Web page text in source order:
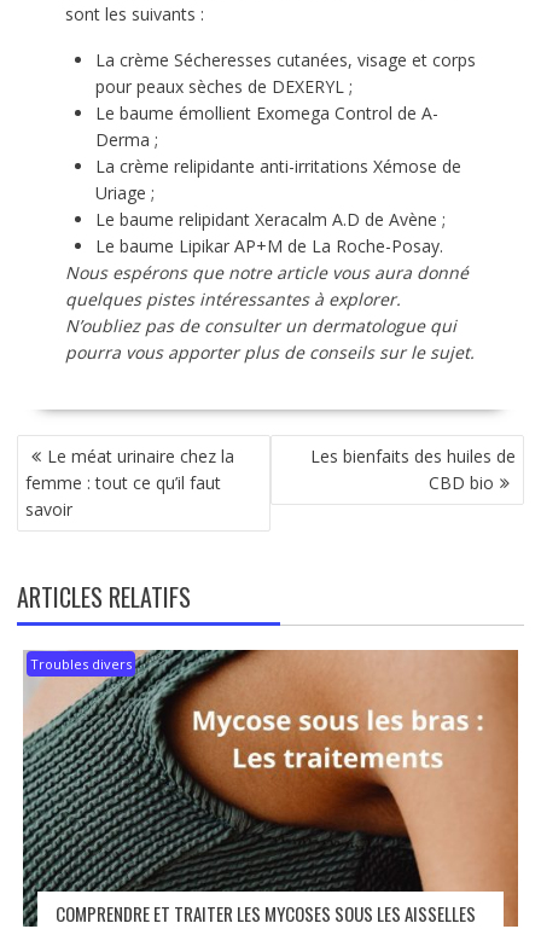
sont les suivants :
La crème Sécheresses cutanées, visage et corps
pour peaux sèches de DEXERYL ;
Le baume émollient Exomega Control de A-
Derma ;
La crème relipidante anti-irritations Xémose de
Uriage ;
Le baume relipidant Xeracalm A.D de Avène ;
Le baume Lipikar AP+M de La Roche-Posay.
Nous espérons que notre article vous aura donné
quelques pistes intéressantes à explorer.
N’oubliez pas de consulter un dermatologue qui
pourra vous apporter plus de conseils sur le sujet.
NAVIGATION
DE
L’ARTICLE
Le méat urinaire chez la
femme : tout ce qu’il faut
savoir
Les bienfaits des huiles de
CBD bio
ARTICLES RELATIFS
Troubles divers
COMPRENDRE ET TRAITER LES MYCOSES SOUS LES AISSELLES